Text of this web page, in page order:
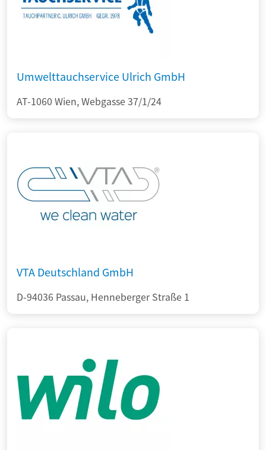
Umwelttauchservice Ulrich GmbH
AT-1060 Wien, Webgasse 37/1/24
VTA Deutschland GmbH
D-94036 Passau, Henneberger Straße 1